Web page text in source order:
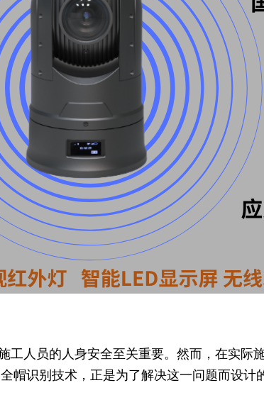
人员的人身安全至关重要。然而，在实际
帽识别技术，正是为了解决这一问题而设计